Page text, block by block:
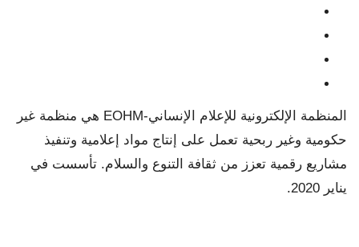
المنظمة الإلكترونية للإعلام الإنساني-EOHM هي منظمة غير
حكومية وغير ربحية تعمل على إنتاج مواد إعلامية وتنفيذ
مشاريع رقمية تعزز من ثقافة التنوع والسلام. تأسست في
يناير 2020.